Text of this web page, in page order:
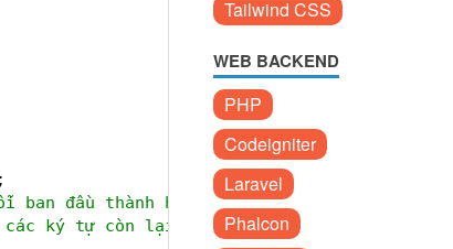
ban đầu thành hai phần.
các ký tự còn lại
Tailwind CSS
WEB BACKEND
PHP
Codeigniter
Laravel
Phalcon